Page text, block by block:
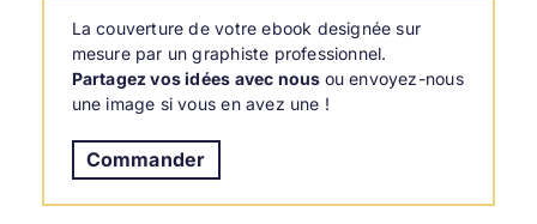
La couverture de votre ebook designée sur
mesure par un graphiste professionnel.
Partagez vos idées avec nous ou envoyez-nous
une image si vous en avez une !
Commander